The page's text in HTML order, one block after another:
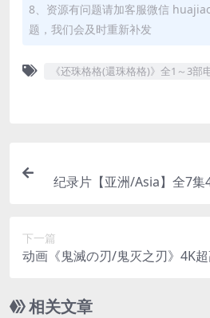
8、资源有问题请加客服微信
题，我们会及时重新补发
《还珠格格(還珠格格)》全1～3部
纪录片【亚洲/Asia】全7集
下一篇
动画《鬼滅の刃/鬼灭之刃》4K
相关文章